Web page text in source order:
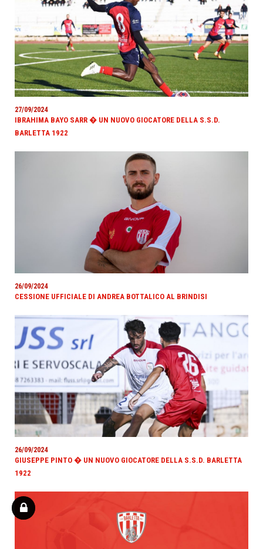
27/09/2024
IBRAHIMA BAYO SARR � UN NUOVO GIOCATORE DELLA S.S.D.
BARLETTA 1922
26/09/2024
CESSIONE UFFICIALE DI ANDREA BOTTALICO AL BRINDISI
26/09/2024
GIUSEPPE PINTO � UN NUOVO GIOCATORE DELLA S.S.D. BARLETTA
1922